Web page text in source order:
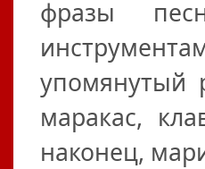
фразы
упомянутый
маракас,
наконец,